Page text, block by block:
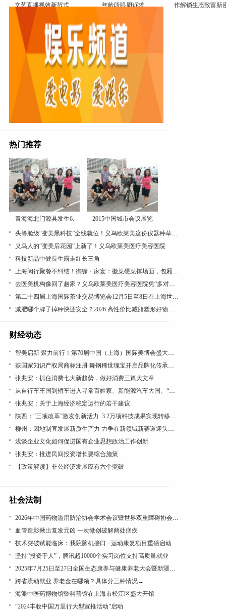
文艺直播视效新范式
年龄段眼周诉求
作解锁生态致富新
热门推荐
青海海北门源县发生6. 2015中国城市会议展览
头等舱级“变美黑科技”全线就位！义乌欧莱美这份仪器种草清单值得收藏
义乌人的“变美后花园”上新了！义乌欧莱美医疗美容医院
科技新品中健長生露走红长三角
上海闵行聚餐不纠结！御缘・家宴：徽菜硬菜撑场面，包厢带茶台超贴心
去医美机构像回了趟家？义乌欧莱美医疗美容医院凭“多对一”VIP服务圈粉无数
第二十四届上海国际茶业交易博览会12月5日至8日在上海世贸展馆举办
减肥哪个牌子掉秤快还安全？2026 高性价比减脂塑形好物盘点，懒人闭眼入
财经动态
智美启新 聚力前行！第70届中国（上海）国际美博会盛大开幕
获国家知识产权局商标注册 舞钢稀世瑰宝开启品牌化传承新篇
张兆安：抓住消费七大新趋势，做好消费三篇大文章
从自行车王国到轿车进入寻常百姓家、新能源汽车大国、“低空经济”看“汽车文化”理论的引领作用
张兆安：关于上海经济稳定运行的若干建议
陕西：“三项改革”激发创新活力 3.2万项科技成果实现转移转化
柳州：因地制宜发展新质生产力 力争在新领域新赛道迎头赶上
浅谈企业文化如何促进国有企业思想政治工作创新
张兆安：推进民间投资增长要综合施策
【政策解读】非公经济发展应有六个突破
社会法制
2026年中国药物滥用防治协会学术会议暨世界双重障碍协会年会在沪召开
血管造影揪出复发元凶 一次微创破解两处痼疾
技术突破赋能临床：我院脑机接口 - 运动康复项目重磅启动
坚持“投资于人”，腾讯超10000个实习岗位支持高质量就业
2025年7月25日至27日全国生态康养与健康养老大会暨新疆昭苏康养旅游文化活动成功举办
跨省流动就业 养老金在哪领？具体分三种情况→
海派中医药博物馆暨科普馆在上海市松江区盛大开馆
“2024丰收中国万里行大型宣推活动”启动